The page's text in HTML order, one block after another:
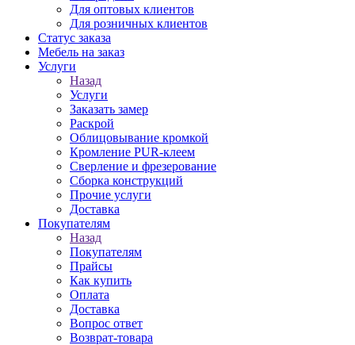
Для оптовых клиентов
Для розничных клиентов
Статус заказа
Мебель на заказ
Услуги
Назад
Услуги
Заказать замер
Раскрой
Облицовывание кромкой
Кромление PUR-клеем
Сверление и фрезерование
Сборка конструкций
Прочие услуги
Доставка
Покупателям
Назад
Покупателям
Прайсы
Как купить
Оплата
Доставка
Вопрос ответ
Возврат-товара